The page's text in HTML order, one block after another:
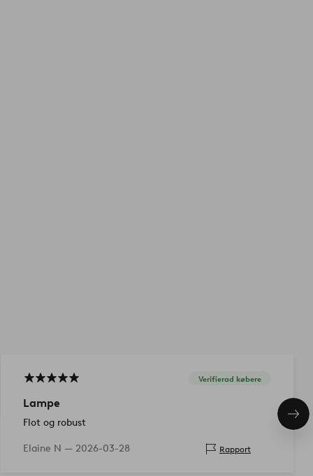
Verifierad købere
Lampe
Flot og robust
Elaine N — 2026-03-28 Rapport